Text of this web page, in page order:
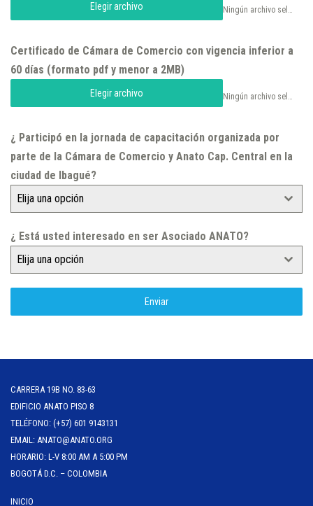
Elegir archivo Ningún archivo seleccionado
Certificado de Cámara de Comercio con vigencia inferior a
60 días (formato pdf y menor a 2MB)
Elegir archivo Ningún archivo seleccionado
¿ Participó en la jornada de capacitación organizada por
parte de la Cámara de Comercio y Anato Cap. Central en la
ciudad de Ibagué?
Elija una opción
¿ Está usted interesado en ser Asociado ANATO?
Elija una opción
Enviar
CARRERA 19B NO. 83-63
EDIFICIO ANATO PISO 8
TELÉFONO: (+57) 601 9143131
EMAIL: ANATO@ANATO.ORG
HORARIO: L-V 8:00 AM A 5:00 PM
BOGOTÁ D.C. – COLOMBIA
INICIO